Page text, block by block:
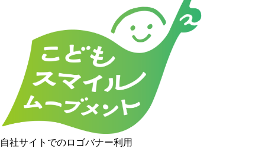
自社サイトでのロゴバナー利用